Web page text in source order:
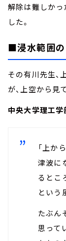
解除は難しかっ
した。
■浸水範囲の
その有川先生、
が、上空から見
中央大学理工
「上か
津波に
るとこ
という
たぶん
思って